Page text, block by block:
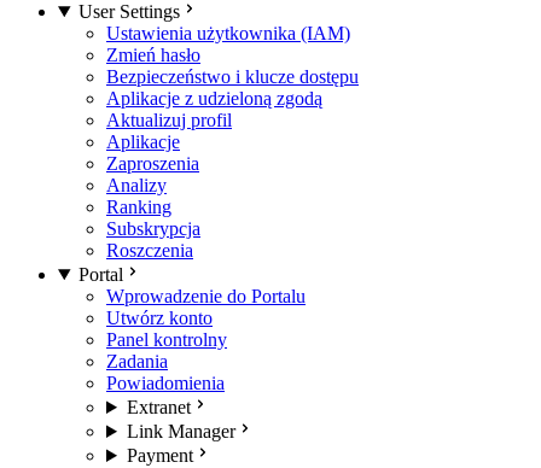
User Settings
Ustawienia użytkownika (IAM)
Zmień hasło
Bezpieczeństwo i klucze dostępu
Aplikacje z udzieloną zgodą
Aktualizuj profil
Aplikacje
Zaproszenia
Analizy
Ranking
Subskrypcja
Roszczenia
Portal
Wprowadzenie do Portalu
Utwórz konto
Panel kontrolny
Zadania
Powiadomienia
Extranet
Link Manager
Payment